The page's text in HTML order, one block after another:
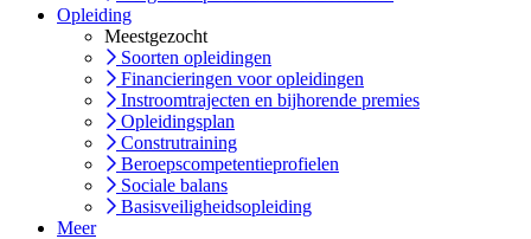
Opleiding
Meestgezocht
Soorten opleidingen
Financieringen voor opleidingen
Instroomtrajecten en bijhorende premies
Opleidingsplan
Construtraining
Beroepscompetentieprofielen
Sociale balans
Basisveiligheidsopleiding
Meer